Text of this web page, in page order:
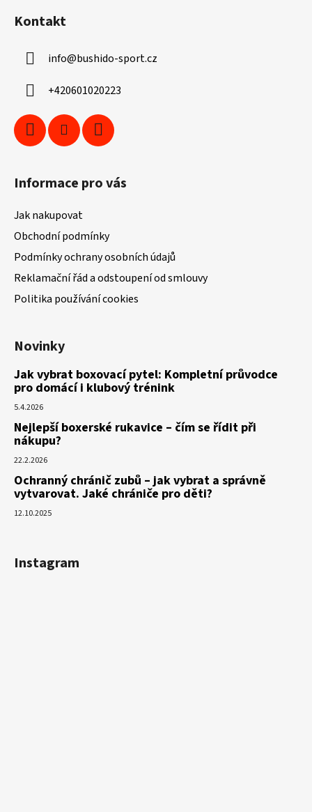
Kontakt
info@bushido-sport.cz
+420601020223
Informace pro vás
Jak nakupovat
Obchodní podmínky
Podmínky ochrany osobních údajů
Reklamační řád a odstoupení od smlouvy
Politika používání cookies
Novinky
Jak vybrat boxovací pytel: Kompletní průvodce
pro domácí i klubový trénink
5.4.2026
Nejlepší boxerské rukavice – čím se řídit při
nákupu?
22.2.2026
Ochranný chránič zubů – jak vybrat a správně
vytvarovat. Jaké chrániče pro děti?
12.10.2025
Instagram